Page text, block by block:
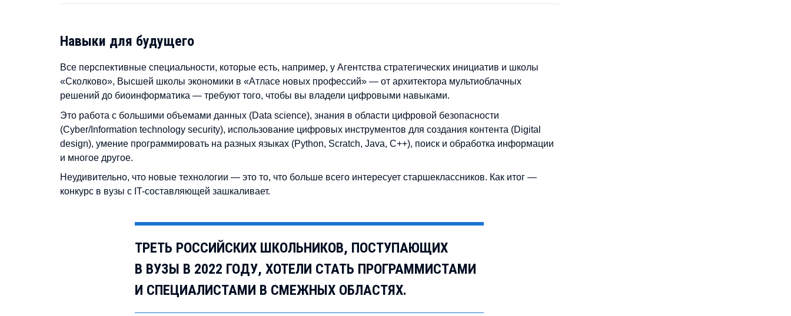
Навыки для будущего
Все перспективные специальности, которые есть, например, у Агентства стратегических инициатив и школы
«Сколково», Высшей школы экономики в «Атласе новых профессий» — от архитектора мультиоблачных
решений до биоинформатика — требуют того, чтобы вы владели цифровыми навыками.
Это работа с большими объемами данных (Data science), знания в области цифровой безопасности
(Cyber/Information technology security), использование цифровых инструментов для создания контента (Digital
design), умение программировать на разных языках (Python, Scratch, Java, C++), поиск и обработка информации
и многое другое.
Неудивительно, что новые технологии — это то, что больше всего интересует старшеклассников. Как итог —
конкурс в вузы с IT-составляющей зашкаливает.
ТРЕТЬ РОССИЙСКИХ ШКОЛЬНИКОВ, ПОСТУПАЮЩИХ
В ВУЗЫ В 2022 ГОДУ, ХОТЕЛИ СТАТЬ ПРОГРАММИСТАМИ
И СПЕЦИАЛИСТАМИ В СМЕЖНЫХ ОБЛАСТЯХ.